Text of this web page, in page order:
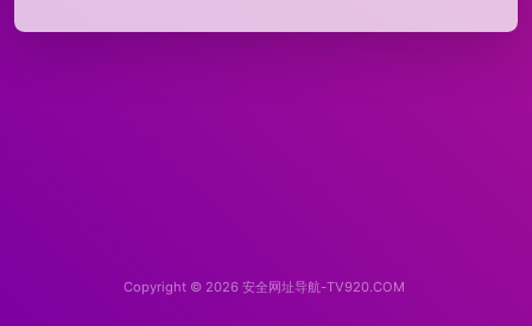
Copyright © 2026 安全网址导航-TV920.COM